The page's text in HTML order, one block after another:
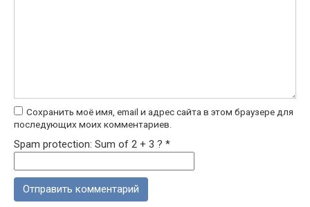
Сохранить моё имя, email и адрес сайта в этом браузере для
последующих моих комментариев.
Spam protection: Sum of 2 + 3 ? *